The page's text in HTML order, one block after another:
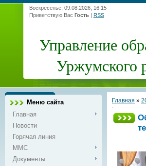
Воскресенье, 09.08.2026, 16:15
Приветствую Вас Гость | RSS
Управление
Уржумского
Меню сайта
Главная
Новости
Горячая линия
ММС
Документы
Главная »